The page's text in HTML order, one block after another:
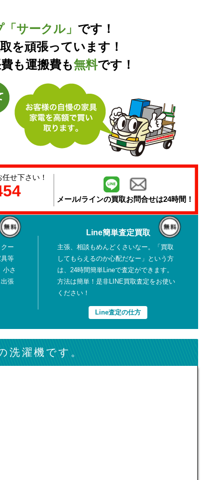
サークル」 です！
を頑張っています！
も運搬費も無料です！
せ下さい！
メール/ラインの買取お問合せは24時間！
ー
等
小さ
張
Line簡単査定買取
主張、相談もめんどくさいなー。「買取
してもらえるのか心配だなー」という方
は、24時間簡単Lineで査定ができます。
方法は簡単！是非LINE買取査定をお使い
ください！
Line査定の仕方
洗濯機です。